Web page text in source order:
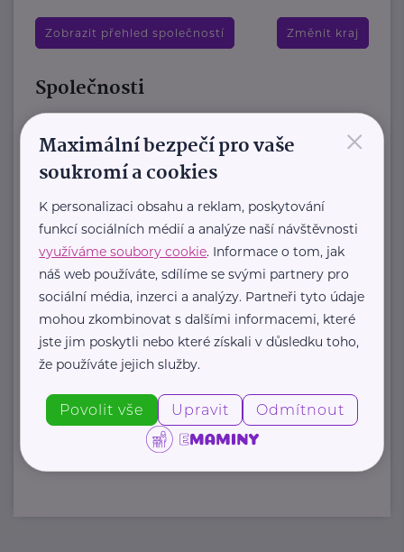
Zobrazit přehled společností Změnit kraj
Společnosti
Pujmanové 1219/8 Praha 4
Jsme nezisková organizace Green
Doors, která dlouhodobě působí v
oblasti duševního zdraví. Předáváme
naději, že s duševní ...
https://www.greendoors.cz/
+420 220 951 468
greendoors@greendoors.cz
Zobrazit přehled společností
×
Maximální bezpečí pro vaše
soukromí a cookies
K personalizaci obsahu a reklam, poskytování
funkcí sociálních médií a analýze naší návštěvnosti
využíváme soubory cookie. Informace o tom, jak
náš web používáte, sdílíme se svými partnery pro
sociální média, inzerci a analýzy. Partneři tyto údaje
mohou zkombinovat s dalšími informacemi, které
jste jim poskytli nebo které získali v důsledku toho,
že používáte jejich služby.
Povolit vše Upravit Odmítnout